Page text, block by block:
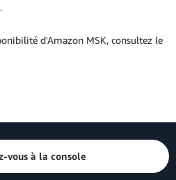
.
d'Amazon MSK, consultez le
vous à la console